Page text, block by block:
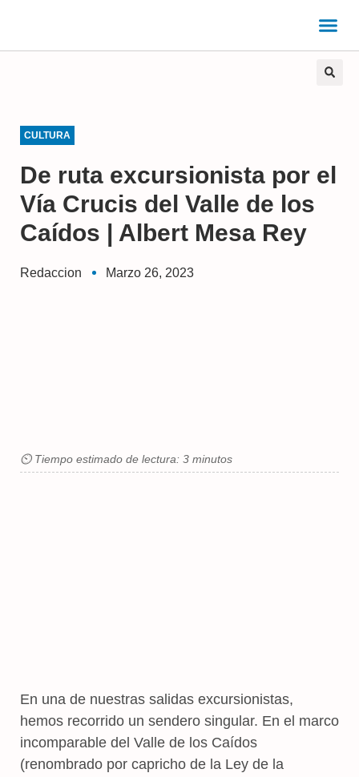
CULTURA
De ruta excursionista por el
Vía Crucis del Valle de los
Caídos | Albert Mesa Rey
Redaccion Marzo 26, 2023
⏲ Tiempo estimado de lectura: 3 minutos
En una de nuestras salidas excursionistas,
hemos recorrido un sendero singular. En el marco
incomparable del Valle de los Caídos
(renombrado por capricho de la Ley de la